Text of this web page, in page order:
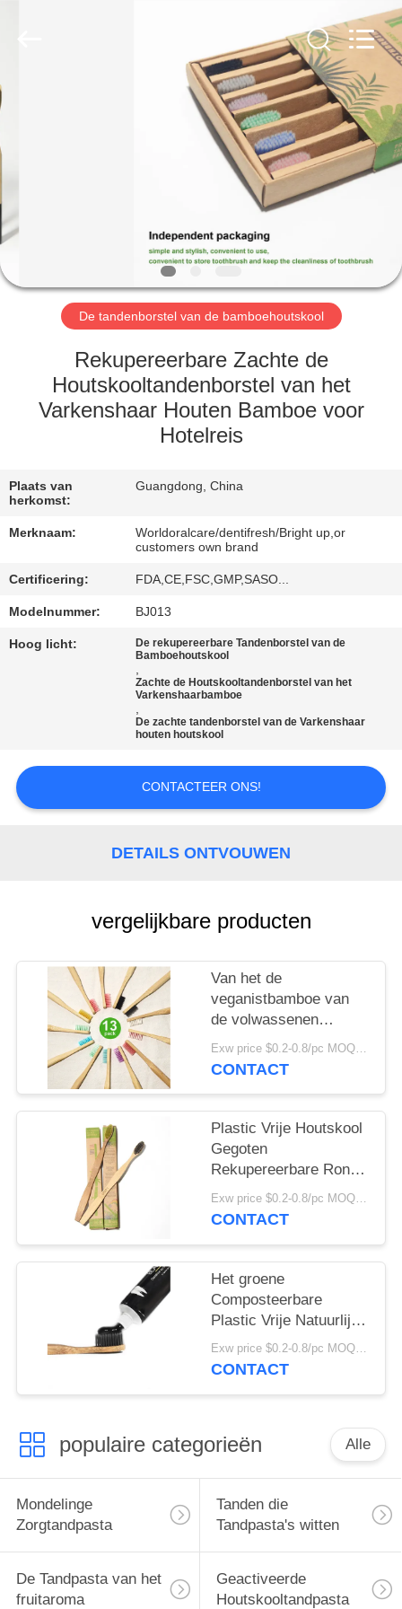
HUIS
PRODUCTEN
VIDEO'S
ONGEVEER
ONS
FABRIEKSREIS
KWALITEITSCONTROLE
ONS
OM
EEN
CITAAT
De tandenborstel van de bamboehoutskool
Rekupereerbare Zachte de
Houtskooltandenborstel van het
Varkenshaar Houten Bamboe voor
Hotelreis
Plaats van
herkomst:
Guangdong, China
Merknaam:
Worldoralcare/dentifresh/Bright up,or
customers own brand
Certificering: FDA,CE,FSC,GMP,SASO...
Modelnummer: BJ013
Hoog licht:
De rekupereerbare Tandenborstel van de
Bamboehoutskool
,
Zachte de Houtskooltandenborstel van het
Varkenshaarbamboe
,
De zachte tandenborstel van de Varkenshaar
houten houtskool
CONTACTEER ONS!
DETAILS ONTVOUWEN
vergelijkbare producten
Van het de
veganistbamboe van
de volwassenen
Mondelinge Zorg de
Houtskooltandenborstel
Exw price $0.2-0.8/pc MOQ:100pcs
CONTACT
Plastic Vrije Houtskool
Gegoten
Rekupereerbare Ronde
het
Bamboetandenborstel
Exw price $0.2-0.8/pc MOQ:100pcs
CONTACT
Het groene
Composteerbare
Plastic Vrije Natuurlijke
Embleem van de de
Tandenborsteldouane
Exw price $0.2-0.8/pc MOQ:100pcs
CONTACT
populaire categorieën Alle
Mondelinge
Zorgtandpasta
Tanden die
Tandpasta's witten
De Tandpasta van het
fruitaroma
Geactiveerde
Houtskooltandpasta